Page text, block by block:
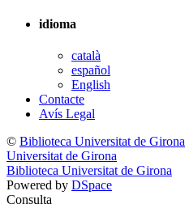
idioma
català
español
English
Contacte
Avís Legal
© Biblioteca Universitat de Girona
Universitat de Girona
Biblioteca Universitat de Girona
Powered by DSpace
Consulta